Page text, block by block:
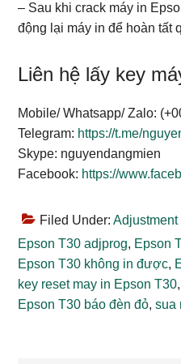
– Sau khi crack máy in
động lại máy in để hoàn tất
Liên hệ lấy key
Mobile/ Whatsapp/ Zalo:
Telegram: https://t.me/
Skype: nguyendangmien
Facebook: https://
Filed Under:Adjustment
Epson T30 adjprog, Epson
Epson T30 không in được,
key reset may in Epson T30,
Epson T30 báo đèn đỏ,sua